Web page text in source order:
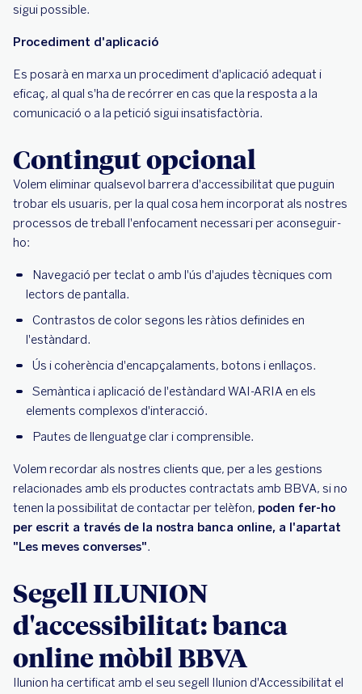
sigui possible.
Procediment d'aplicació
Es posarà en marxa un procediment d'aplicació adequat i
eficaç, al qual s'ha de recórrer en cas que la resposta a la
comunicació o a la petició sigui insatisfactòria.
Contingut opcional
Volem eliminar qualsevol barrera d'accessibilitat que puguin
trobar els usuaris, per la qual cosa hem incorporat als nostres
processos de treball l'enfocament necessari per aconseguir-
ho:
Navegació per teclat o amb l'ús d'ajudes tècniques com
lectors de pantalla.
Contrastos de color segons les ràtios definides en
l'estàndard.
Ús i coherència d'encapçalaments, botons i enllaços.
Semàntica i aplicació de l'estàndard WAI-ARIA en els
elements complexos d'interacció.
Pautes de llenguatge clar i comprensible.
Volem recordar als nostres clients que, per a les gestions
relacionades amb els productes contractats amb BBVA, si no
tenen la possibilitat de contactar per telèfon, poden fer-ho
per escrit a través de la nostra banca online, a l'apartat
"Les meves converses".
Segell ILUNION
d'accessibilitat: banca
online mòbil BBVA
Ilunion ha certificat amb el seu segell Ilunion d'Accessibilitat el